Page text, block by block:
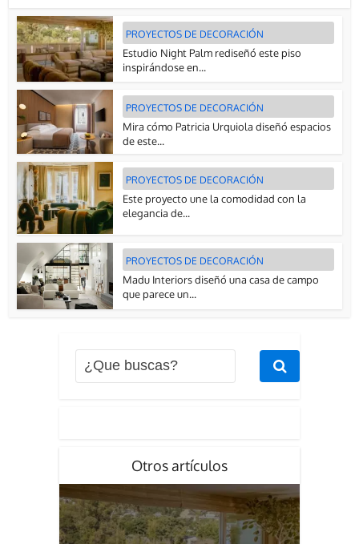
PROYECTOS DE DECORACIÓN
Estudio Night Palm rediseñó este piso
inspirándose en...
PROYECTOS DE DECORACIÓN
Mira cómo Patricia Urquiola diseñó espacios
de este...
PROYECTOS DE DECORACIÓN
Este proyecto une la comodidad con la
elegancia de...
PROYECTOS DE DECORACIÓN
Madu Interiors diseñó una casa de campo
que parece un...
Otros artículos